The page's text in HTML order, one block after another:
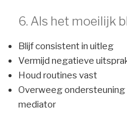
6. Als het moeilijk
Blijf consistent in uitleg
Vermijd negatieve
Houd routines vast
Overweeg
mediator